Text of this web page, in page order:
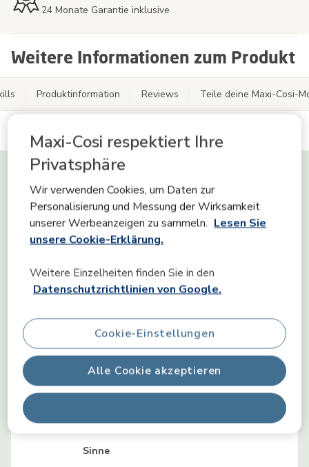
Maxi-Cosi respektiert Ihre
Privatsphäre
Wir verwenden Cookies, um Daten zur
Personalisierung und Messung der Wirksamkeit
unserer Werbeanzeigen zu sammeln. Lesen Sie
unsere Cookie-Erklärung.
Weitere Einzelheiten finden Sie in den
Datenschutzrichtlinien von Google.
Alle Cookie akzeptieren
Cookie-Einstellungen
24 Monate Garantie inklusive
Weitere Informationen zum Produkt
Produktinformation Reviews Teile deine Maxi-Cosi-
Tiny Skills
Kognition
Kommunikation
Kreativität
Motorische Fähigkeiten
Sinne